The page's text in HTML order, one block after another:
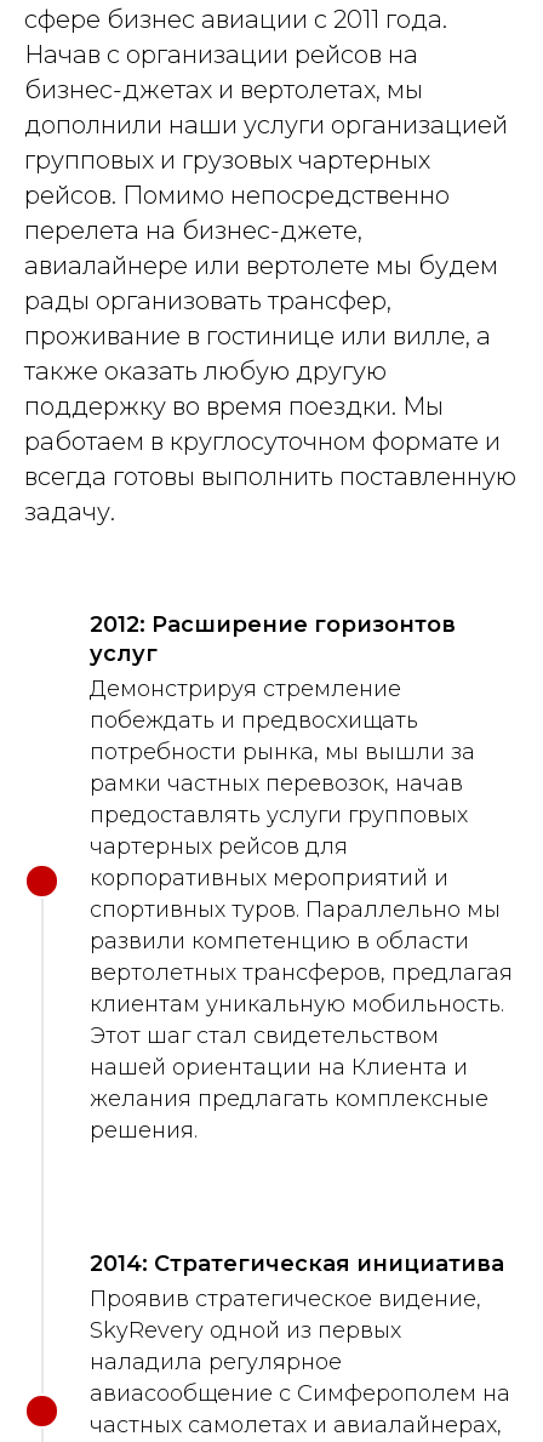
сфере бизнес авиации с 2011 года.
Начав с организации рейсов на
бизнес-джетах и вертолетах, мы
дополнили наши услуги организацией
групповых и грузовых чартерных
рейсов. Помимо непосредственно
перелета на бизнес-джете,
авиалайнере или вертолете мы будем
рады организовать трансфер,
проживание в гостинице или вилле, а
также оказать любую другую
поддержку во время поездки. Мы
работаем в круглосуточном формате и
всегда готовы выполнить поставленную
задачу.
2012: Расширение горизонтов
услуг
Демонстрируя стремление
побеждать и предвосхищать
потребности рынка, мы вышли за
рамки частных перевозок, начав
предоставлять услуги групповых
чартерных рейсов для
корпоративных мероприятий и
спортивных туров. Параллельно мы
развили компетенцию в области
вертолетных трансферов, предлагая
клиентам уникальную мобильность.
Этот шаг стал свидетельством
нашей ориентации на Клиента и
желания предлагать комплексные
решения.
2014: Стратегическая инициатива
Проявив стратегическое видение,
SkyRevery одной из первых
наладила регулярное
авиасообщение с Симферополем на
частных самолетах и авиалайнерах,